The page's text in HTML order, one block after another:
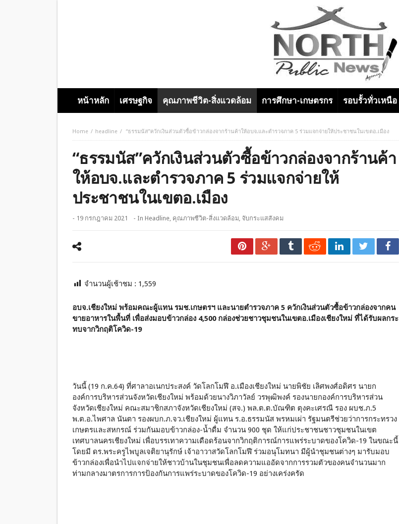
หน้าหลัก เศรษฐกิจ คุณภาพชีวิต-สิ่งแวดล้อม การศึกษา-เกษตรกร รอบรั้วทั่วเหนือ
Home headline “ธรรมนัส”ควักเงินส่วนตัวซื้อข้าวกล่องจากร้านค้าให้อบจ.และตำรวจภาค 5 ร่วมแจกจ่ายให้ประชาชนในเขตอ.เมือง
“ธรรมนัส”ควักเงินส่วนตัวซื้อข้าวกล่องจากร้านค้า
ให้อบจ.และตำรวจภาค 5 ร่วมแจกจ่ายให้
ประชาชนในเขตอ.เมือง
- 19 กรกฎาคม 2021 - In Headline, คุณภาพชีวิต-สิ่งแวดล้อม, จับกระแสสังคม
จำนวนผู้เช้าชม : 1,559
อบจ.เชียงใหม่ พร้อมคณะผู้แทน รมช.เกษตรฯ และนายตำรวจภาค 5 ควักเงินส่วนตัวซื้อข้าวกล่องจากคน
ขายอาหารในพื้นที่ เพื่อส่งมอบข้าวกล่อง 4,500 กล่องช่วยชาวชุมชนในเขตอ.เมืองเชียงใหม่ ที่ได้รับผลกระ
ทบจากวิกฤติโควิด-19
วันนี้ (19 ก.ค.64) ที่ศาลาอเนกประสงค์ วัดโลกโมฬี อ.เมืองเชียงใหม่ นายพิชัย เลิศพงศ์อดิศร นายก
องค์การบริหารส่วนจังหวัดเชียงใหม่ พร้อมด้วยนางวิภาวัลย์ วรพุฒิพงค์ รองนายกองค์การบริหารส่วน
จังหวัดเชียงใหม่ คณะสมาชิกสภาจังหวัดเชียงใหม่ (สจ.) พล.ต.ต.บัณฑิต ตุงคะเศรณี รอง ผบช.ภ.5
พ.ต.อ.ไพศาล นันตา รองผบก.ภ.จว.เชียงใหม่ ผู้แทน ร.อ.ธรรมนัส พรหมเผ่า รัฐมนตรีช่วยว่าการกระทรวง
เกษตรและสหกรณ์ ร่วมกันมอบข้าวกล่อง-น้ำดื่ม จำนวน 900 ชุด ให้แก่ประชาชนชาวชุมชนในเขต
เทศบาลนครเชียงใหม่ เพื่อบรรเทาความเดือดร้อนจากวิกฤติการณ์การแพร่ระบาดของโควิด-19 ในขณะนี้
โดยมี ดร.พระครูไพบูลเจติยานุรักษ์ เจ้าอาวาสวัดโลกโมฬี ร่วมอนุโมทนา มีผู้นำชุมชนต่างๆ มารับมอบ
ข้าวกล่องเพื่อนำไปแจกจ่ายให้ชาวบ้านในชุมชนเพื่อลดความแออัดจากการรวมตัวของคนจำนวนมาก
ท่ามกลางมาตรการการป้องกันการแพร่ระบาดของโควิด-19 อย่างเคร่งครัด